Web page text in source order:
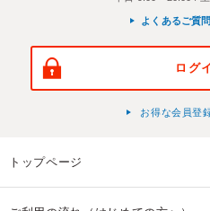
よくあるご質
ログ
お得な会員登
トップページ